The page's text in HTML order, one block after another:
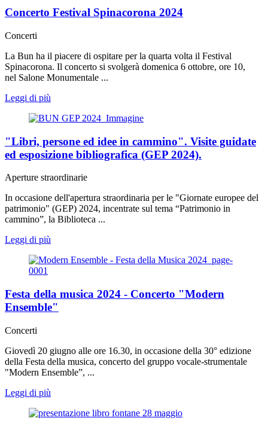
Concerto Festival Spinacorona 2024
Concerti
La Bun ha il piacere di ospitare per la quarta volta il Festival
Spinacorona. Il concerto si svolgerà domenica 6 ottobre, ore 10,
nel Salone Monumentale ...
Leggi di più
"Libri, persone ed idee in cammino". Visite guidate
ed esposizione bibliografica (GEP 2024).
Aperture straordinarie
In occasione dell'apertura straordinaria per le "Giornate europee del
patrimonio" (GEP) 2024, incentrate sul tema “Patrimonio in
cammino”, la Biblioteca ...
Leggi di più
Festa della musica 2024 - Concerto "Modern
Ensemble"
Concerti
Giovedì 20 giugno alle ore 16.30, in occasione della 30° edizione
della Festa della musica, concerto del gruppo vocale-strumentale
"Modern Ensemble”, ...
Leggi di più